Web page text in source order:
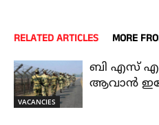
RELATED ARTICLES MORE
VACANCIES
ബി എസ്
ആവാൻ